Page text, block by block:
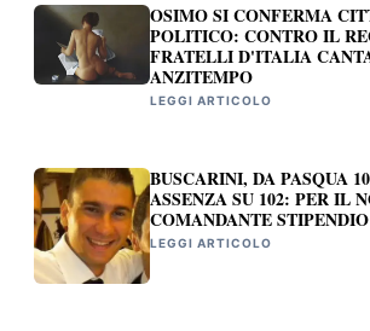
OSIMO SI CONFERMA
POLITICO: CONTRO IL
FRATELLI D'ITALIA
ANZITEMPO
LEGGI ARTICOLO
BUSCARINI, DA PASQUA
ASSENZA SU 102: PER IL
COMANDANTE
LEGGI ARTICOLO